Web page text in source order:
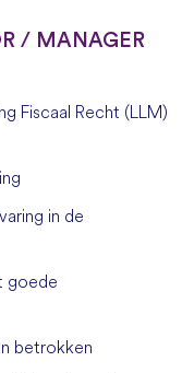
/ MANAGER
Fiscaal Recht (LLM)
in de
goede
betrokken